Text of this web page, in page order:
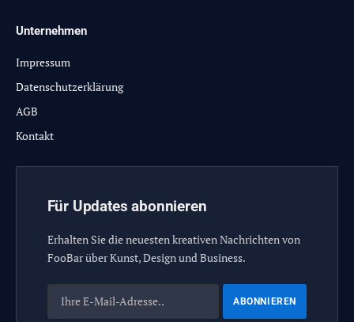
Unternehmen
Impressum
Datenschutzerklärung
AGB
Kontakt
Für Updates abonnieren
Erhalten Sie die neuesten kreativen Nachrichten von
FooBar über Kunst, Design und Business.